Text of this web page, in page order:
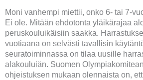
Moni vanhempi miettii, onko 6- tai 7-
Ei ole. Mitään ehdotonta yläikärajaa
peruskouluikäisiin saakka.
vuotiaana on selvästi tavallisin
seuratoiminnassa on tilaa uusille
alakouluiän. Suomen
ohjeistuksen mukaan olennaista on,